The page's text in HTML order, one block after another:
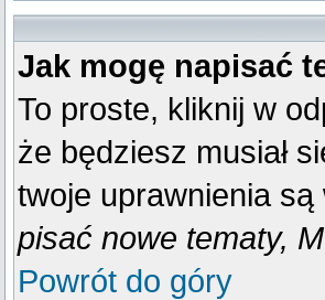
Jak mogę napisać
To proste, kliknij w
że będziesz musiał
twoje uprawnienia
pisać nowe tematy,
Powrót do góry